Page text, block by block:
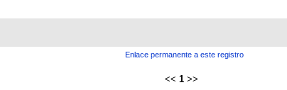
Enlace permanente a este registro
<< 1 >>